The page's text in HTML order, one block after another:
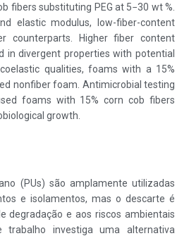
fibers substituting PEG at 5−30 wt %.
elastic modulus, low-fiber-content
counterparts. Higher fiber content
in divergent properties with potential
qualities, foams with a 15%
nonfiber foam. Antimicrobial testing
foams with 15% corn cob fibers
growth.
(PUs) são amplamente utilizadas
e isolamentos, mas o descarte é
degradação e aos riscos ambientais
trabalho investiga uma alternativa